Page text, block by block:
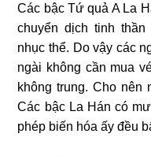
Các bậc Tứ quả A La
chuyển dịch tinh
nhục thể. Do vậy các
ngài không cần mua
không trung. Cho nên
Các bậc La Hán có
phép biến hóa ấy đều